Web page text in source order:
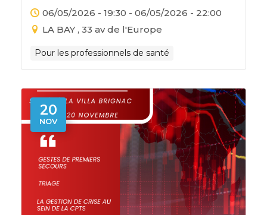
06/05/2026 - 19:30 - 06/05/2026 - 22:00
LA BAY , 33 av de l'Europe
Pour les professionnels de santé
20
NOV